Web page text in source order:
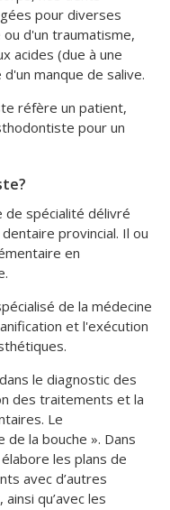
pour diverses
d'un traumatisme,
acides (due à une
manque de salive.
réfère un patient,
pour un
spécialité délivré
provincial. Il ou
en
de la médecine
et l'exécution
le diagnostic des
des traitements et la
Le
la bouche ». Dans
les plans de
avec d’autres
qu’avec les